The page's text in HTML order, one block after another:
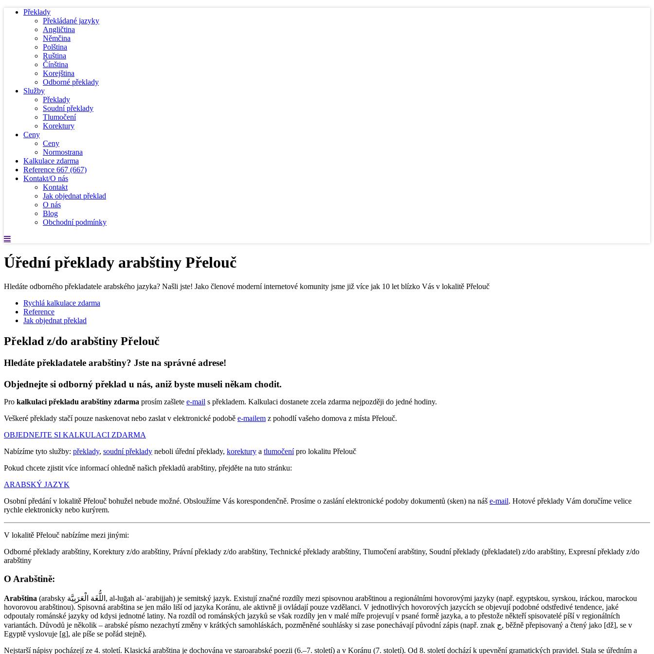
Překlady
Překládané jazyky
Angličtina
Němčina
Polština
Ruština
Čínština
Korejština
Odborné překlady
Služby
Překlady
Soudní překlady
Tlumočení
Korektury
Ceny
Ceny
Normostrana
Kalkulace zdarma
Reference 667 (667)
Kontakt/O nás
Kontakt
Jak objednat překlad
O nás
Blog
Obchodní podmínky
Úřední překlady arabštiny Přelouč
Hledáte odborného překladatele arabského jazyka? Našli jste! Jako členové moderní internetové komunity jsme již více jak 10 let blízko Vás v lokalitě Přelouč
Rychlá kalkulace zdarma
Reference
Jak objednat překlad
Překlad z/do arabštiny Přelouč
Hledáte překladatele arabštiny? Jste na správné adrese!
Objednejte si odborný překlad u nás, aniž byste museli někam chodit.
Pro kalkulaci překladu arabštiny zdarma prosím zašlete e-mail s překladem. Kalkulaci dostanete zcela zdarma nejpozději do jedné hodiny.
Veškeré překlady stačí pouze naskenovat nebo zaslat v elektronické podobě e-mailem z pohodlí vašeho domova z místa Přelouč.
OBJEDNEJTE SI KALKULACI ZDARMA
Nabízíme tyto služby: překlady, soudní překlady neboli úřední překlady, korektury a tlumočenípro lokalitu Přelouč
Pokud chcete zjistit více informací ohledně našich překladů arabštiny, přejděte na tuto stránku:
ARABSKÝ JAZYK
Osobní předání v lokalitě Přelouč bohužel nebude možné. Obsloužíme Vás korespondenčně. Prosíme o zaslání elektronické podoby dokumentů (sken) na náš e-mail. Hotové překlady Vám doručíme velice
rychle elektronicky nebo kurýrem.
V lokalitě Přelouč nabízíme mezi jinými:
Odborné překlady arabštiny, Korektury z/do arabštiny, Právní překlady z/do arabštiny, Technické překlady arabštiny, Tlumočení arabštiny, Soudní překlady (překladatel) z/do arabštiny, Expresní překlady z/do
arabštiny
O Arabštině:
Arabština (arabsky اللُّغَة الْعَرَبِيَّة‎‎, al-luḡah al-ʿarabijjah) je semitský jazyk. Existují značné rozdíly mezi spisovnou arabštinou a regionálními hovorovými jazyky (např. egyptskou, syrskou, iráckou, marockou
hovorovou arabštinou). Spisovná arabština se jen málo liší od jazyka Koránu, ale aktivně ji ovládají pouze vzdělanci. V jednotlivých hovorových jazycích se objevují podobné odstředivé tendence, jaké
odpoutaly románské jazyky od kdysi jednotné latiny. Na rozdíl od románských jazyků se však rozdíly jen v malé míře projevují v psané formě jazyka, a to přestože někteří spisovatelé píší v regionálních
variantách. Důvodů je několik – arabské písmo nezachytí změny v krátkých samohláskách, pozměněné souhlásky si zase ponechávají původní zápis (např. znak ج, běžně přepisovaný a čtený jako [dž], se v
Egyptě vyslovuje [g], ale píše se pořád stejně).
Nejstarší nápisy pocházejí ze 4. století. Klasická arabština je dochována ve staroarabské poezii (6.–7. století) a v Koránu (7. století). Od 8. století dochází k upevnění gramatických pravidel. Stala se úředním a